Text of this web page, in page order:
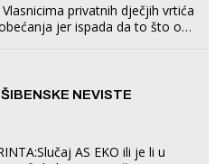
privatnih dječjih vrtića
jer ispada da to što oni
NEVISTE
AS EKO ili je li u